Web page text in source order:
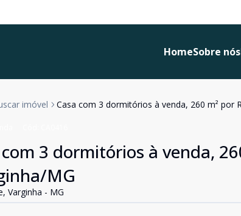
HomeSobre nós
imóvel Casa com 3 dormitórios à venda, 260 m² por
3 dormitórios à venda,
MG
Varginha - MG